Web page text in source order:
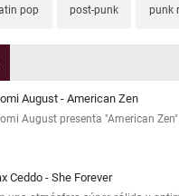
pop post-punk punk
August - American Zen
August presenta "American
Ceddo - She Forever